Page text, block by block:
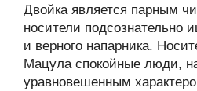
Двойка является парным
носители подсознательно
и верного напарника.
Мацула спокойные люди,
уравновешенным